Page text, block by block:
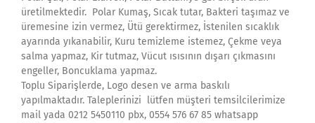
üretilmektedir. Polar Kumaş, Sıcak tutar, Bakteri taşımaz ve
üremesine izin vermez, Ütü gerektirmez, İstenilen sıcaklık
ayarında yıkanabilir, Kuru temizleme istemez, Çekme veya
salma yapmaz, Kir tutmaz, Vücut ısısının dışarı çıkmasını
engeller, Boncuklama yapmaz.
Toplu Siparişlerde, Logo desen ve arma baskılı
yapılmaktadır. Taleplerinizi lütfen müşteri temsilcilerimize
mail yada 0212 5450110 pbx, 0554 576 67 85 whatsapp